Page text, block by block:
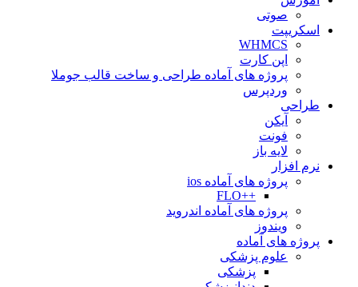
صوتی
اسکریپت
WHMCS
اپن کارت
پروژه های آماده طراحی و ساخت قالب جوملا
وردپرس
طراحی
آیکن
فونت
لایه باز
نرم افزار
پروژه های آماده ios
++FLO
پروژه های آماده اندروید
ویندوز
پروژه های آماده
علوم پزشکی
پزشکی